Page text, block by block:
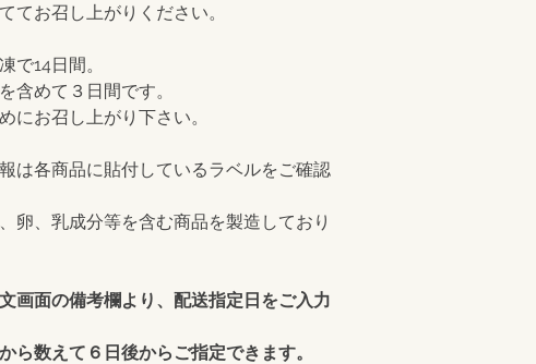
てお召し上がりください。
で14日間。
含めて３日間です。
にお召し上がり下さい。
は各商品に貼付しているラベルをご確認
卵、乳成分等を含む商品を製造しており
画面の備考欄より、配送指定日をご入力
ら数えて６日後からご指定できます。